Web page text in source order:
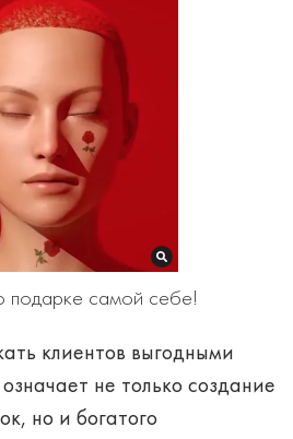
подарке самой себе!
клиентов выгодными
не только создание
но и богатого